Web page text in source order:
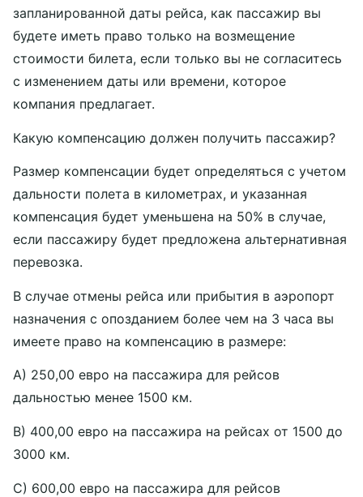
запланированной даты рейса, как пассажир вы
будете иметь право только на возмещение
стоимости билета, если только вы не согласитесь
с изменением даты или времени, которое
компания предлагает.
Какую компенсацию должен получить пассажир?
Размер компенсации будет определяться с учетом
дальности полета в километрах, и указанная
компенсация будет уменьшена на 50% в случае,
если пассажиру будет предложена альтернативная
перевозка.
В случае отмены рейса или прибытия в аэропорт
назначения с опозданием более чем на 3 часа вы
имеете право на компенсацию в размере:
A) 250,00 евро на пассажира для рейсов
дальностью менее 1500 км.
B) 400,00 евро на пассажира на рейсах от 1500 до
3000 км.
C) 600,00 евро на пассажира для рейсов